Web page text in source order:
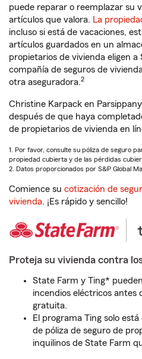
puede reparar o reemplazar su
artículos que valora. La
incluso si está de vacaciones,
artículos guardados en un
propietarios de vivienda eligen
compañía de seguros de
otra aseguradora.2
Christine Karpack en
después de que haya
de propietarios de vivienda en
1. Por favor, consulte su póliza de seguro
propiedad cubierta y de las pérdidas
2. Datos proporcionados por S&P Global
Comience su cotización de
vivienda. ¡Es rápido y sencillo!
Proteja su vivienda contra
State Farm y Ting*
incendios eléctricos antes
gratuita.
El programa Ting solo
de póliza de seguro de
inquilinos de State Farm